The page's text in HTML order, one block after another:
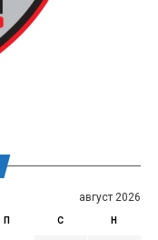
август 2026
П С Н